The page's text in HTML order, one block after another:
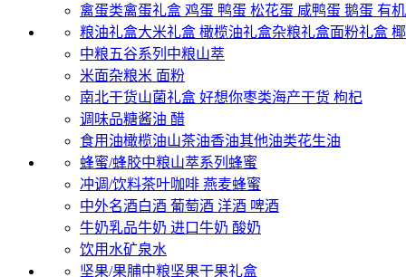
禽蛋类禽蛋礼盒 鸡蛋 鸭蛋 松花蛋 咸鸭蛋 鹅蛋 有
粮油礼盒大米礼盒 橄榄油礼盒杂粮礼盒面粉礼盒
中粮五谷系列 中粮山萃
米面杂粮米 面粉
南北干货山菌礼盒 好想你枣类海产干货 枸杞
调味品糖酱油 醋
食用油橄榄油山茶油香油其他油类花生油
蜂蜜/蜂胶中粮山萃系列蜂蜜
冲调/饮料茶叶咖啡 燕麦蜂蜜
中外名酒白酒 葡萄酒 洋酒 啤酒
牛奶乳品牛奶 进口牛奶 酸奶
饮用水矿泉水
坚果/果脯中粮坚果干果礼盒